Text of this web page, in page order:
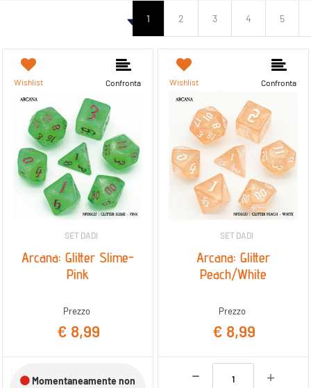
1 2 3 4 5
Wishlist Confronta
SET DADI
Arcana: Glitter Slime-
Pink
Prezzo
€ 8,99
Momentaneamente non
Wishlist Confronta
SET DADI
Arcana: Glitter
Peach/White
Prezzo
€ 8,99